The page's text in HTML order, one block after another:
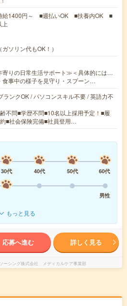
給1400円～ ■週払いOK ■扶養内OK ■
上
ソリン代もOK！）
寄りの日常生活サポート≫＜具体的には…
食事中の様子を見守り・スプーン…
ランクOK / パソコンスキル不要 / 英語力不
不問■学歴不問■10名以上採用予定！■履
■社会保険完備■社員登用…
30代 40代 50代
60代
男性
もっと見る
応募へ進む 詳しく見る
ーシング株式会社 メディカルケア事業部